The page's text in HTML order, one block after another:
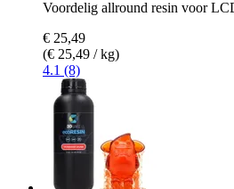
Voordelig allround resin voor
€ 25,49
(€ 25,49 / kg)
4.1 (8)